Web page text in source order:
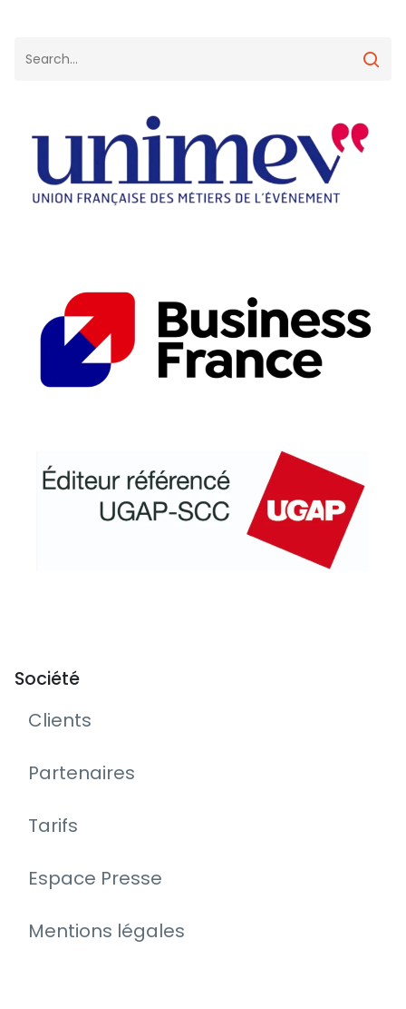
Société
Clients
Partenaires
Tarifs
Espace Presse
Mentions légales